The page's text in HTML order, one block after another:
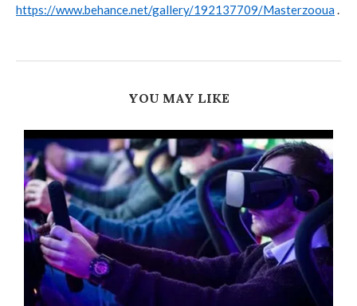
https://www.behance.net/gallery/192137709/Masterzooua.
YOU MAY LIKE